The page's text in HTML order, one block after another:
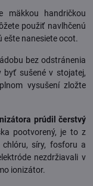
mäkkou handričkou
použiť navlhčenú
ešte nanesiete ocot.
bez odstránenia
byť sušené v stojatej,
vysušení zložte
prúdil čerstvý
pootvorený, je to z
síry, fosforu a
nezdržiavali v
ionizátor.